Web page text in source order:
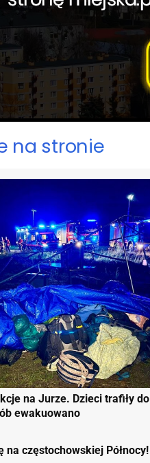
na stronie
na Jurze. Dzieci trafiły do
ewakuowano
na częstochowskiej Północy!